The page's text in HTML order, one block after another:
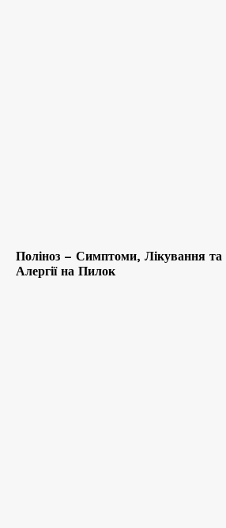
Поліноз – Симптоми, Лікування та
Алергії на Пилок